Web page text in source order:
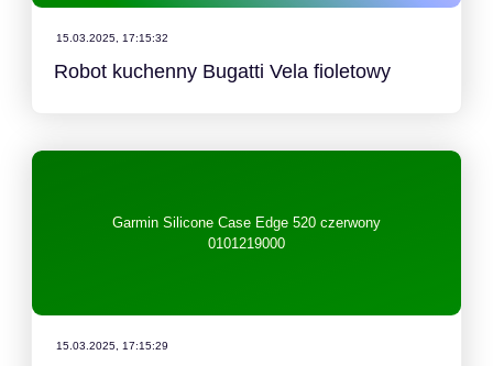
15.03.2025, 17:15:32
Robot kuchenny Bugatti Vela fioletowy
Garmin Silicone Case Edge 520 czerwony
0101219000
15.03.2025, 17:15:29